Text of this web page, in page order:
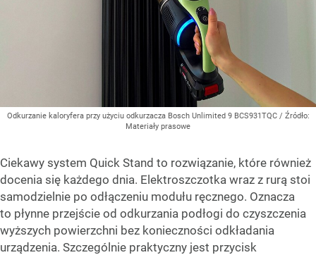
Odkurzanie kaloryfera przy użyciu odkurzacza Bosch Unlimited 9 BCS931TQC / Źródło:
Materiały prasowe
Ciekawy system Quick Stand to rozwiązanie, które również
docenia się każdego dnia. Elektroszczotka wraz z rurą stoi
samodzielnie po odłączeniu modułu ręcznego. Oznacza
to płynne przejście od odkurzania podłogi do czyszczenia
wyższych powierzchni bez konieczności odkładania
urządzenia. Szczególnie praktyczny jest przycisk